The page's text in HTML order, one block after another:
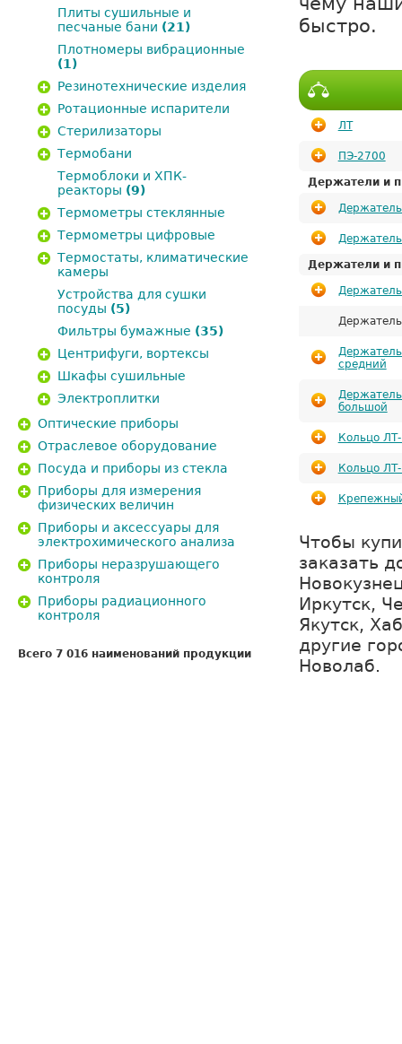
быстро.
ЛТ
ПЭ-2700
Держатели и
Держатели и
средний
большой
Кольцо
Кольцо
Чтобы
заказать
Иркутск,
Якутск,
другие
Новолаб.
Плиты сушильные и
песчаные бани (21)
Плотномеры вибрационные
(1)
Резинотехнические изделия
Ротационные испарители
Стерилизаторы
Термобани
Термоблоки и ХПК-
реакторы (9)
Термометры стеклянные
Термометры цифровые
Термостаты, климатические
камеры
Устройства для сушки
посуды (5)
Фильтры бумажные (35)
Центрифуги, вортексы
Шкафы сушильные
Электроплитки
Оптические приборы
Отраслевое оборудование
Посуда и приборы из стекла
Приборы для измерения
физических величин
Приборы и аксессуары для
электрохимического анализа
Приборы неразрушающего
контроля
Приборы радиационного
контроля
Всего 7 016 наименований продукции